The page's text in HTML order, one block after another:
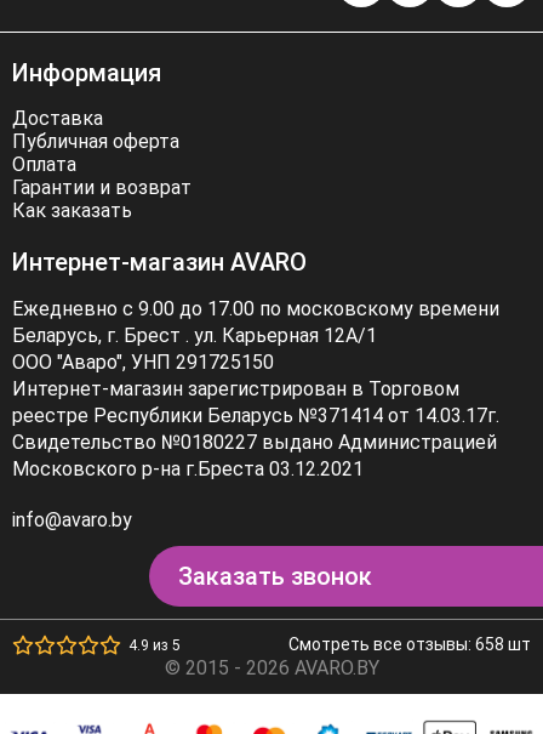
Информация
Доставка
Публичная оферта
Оплата
Гарантии и возврат
Как заказать
Интернет-магазин AVARO
Ежедневно с 9.00 до 17.00 по московскому времени
Беларусь, г. Брест . ул. Карьерная 12А/1
ООО "Аваро", УНП 291725150
Интернет-магазин зарегистрирован в Торговом
реестре Республики Беларусь №371414 от 14.03.17г.
Свидетельство №0180227 выдано Администрацией
Московского р-на г.Бреста 03.12.2021
info@avaro.by
Заказать звонок
4.9 из 5 Смотреть все отзывы: 658 шт
© 2015 - 2026 AVARO.BY